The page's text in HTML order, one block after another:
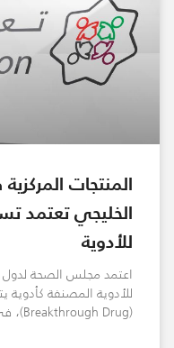
المنتجات
الخليجي تعتمد
للأدوية
اعتمد مجلس الصحة لدول
(Breakthrough Drug)، في